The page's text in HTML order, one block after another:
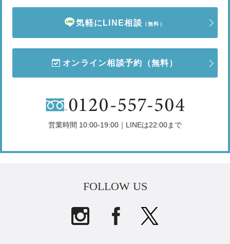
気軽にLINE相談 （無料）
オンライン相談予約 （無料）
営業時間 10:00-19:00｜LINEは22:00まで
FOLLOW US